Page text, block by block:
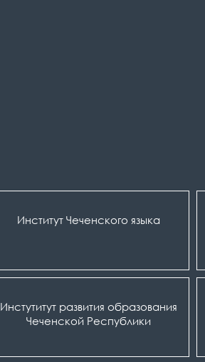
Институт Чеченского языка
Инстутитут развития образования
Чеченской Республики